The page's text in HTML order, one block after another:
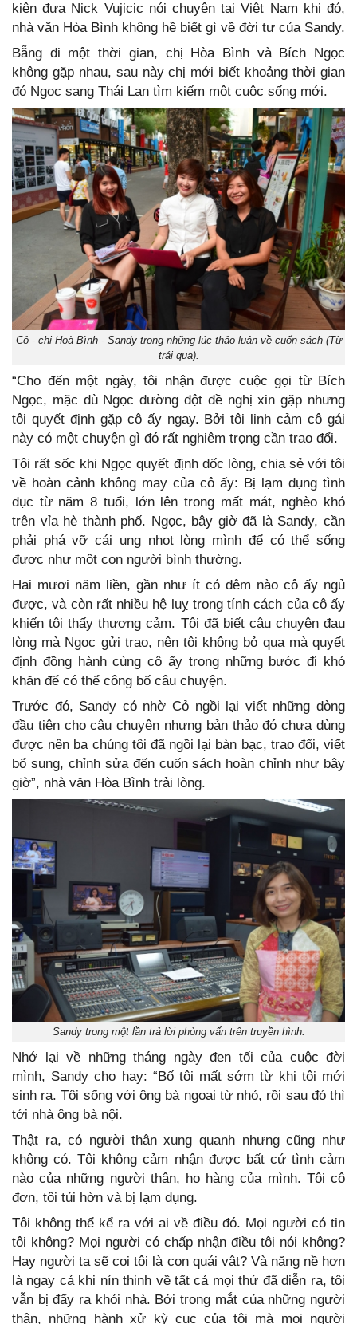
kiện đưa Nick Vujicic nói chuyện tại Việt Nam khi đó,
nhà văn Hòa Bình không hề biết gì về đời tư của Sandy.
Bẵng đi một thời gian, chị Hòa Bình và Bích Ngọc
không gặp nhau, sau này chị mới biết khoảng thời gian
đó Ngọc sang Thái Lan tìm kiếm một cuộc sống mới.
Cỏ - chị Hoà Bình - Sandy trong những lúc thảo luận về cuốn sách (Từ
trái qua).
“Cho đến một ngày, tôi nhận được cuộc gọi từ Bích
Ngọc, mặc dù Ngọc đường đột đề nghị xin gặp nhưng
tôi quyết định gặp cô ấy ngay. Bởi tôi linh cảm cô gái
này có một chuyện gì đó rất nghiêm trọng cần trao đổi.
Tôi rất sốc khi Ngọc quyết định dốc lòng, chia sẻ với tôi
về hoàn cảnh không may của cô ấy: Bị lạm dụng tình
dục từ năm 8 tuổi, lớn lên trong mất mát, nghèo khó
trên vỉa hè thành phố. Ngọc, bây giờ đã là Sandy, cần
phải phá vỡ cái ung nhọt lòng mình để có thể sống
được như một con người bình thường.
Hai mươi năm liền, gần như ít có đêm nào cô ấy ngủ
được, và còn rất nhiều hệ luỵ trong tính cách của cô ấy
khiến tôi thấy thương cảm. Tôi đã biết câu chuyện đau
lòng mà Ngọc gửi trao, nên tôi không bỏ qua mà quyết
định đồng hành cùng cô ấy trong những bước đi khó
khăn để có thể công bố câu chuyện.
Trước đó, Sandy có nhờ Cỏ ngồi lại viết những dòng
đầu tiên cho câu chuyện nhưng bản thảo đó chưa dùng
được nên ba chúng tôi đã ngồi lại bàn bạc, trao đổi, viết
bổ sung, chỉnh sửa đến cuốn sách hoàn chỉnh như bây
giờ”, nhà văn Hòa Bình trải lòng.
Sandy trong một lần trả lời phỏng vấn trên truyền hình.
Nhớ lại về những tháng ngày đen tối của cuộc đời
mình, Sandy cho hay: “Bố tôi mất sớm từ khi tôi mới
sinh ra. Tôi sống với ông bà ngoại từ nhỏ, rồi sau đó thì
tới nhà ông bà nội.
Thật ra, có người thân xung quanh nhưng cũng như
không có. Tôi không cảm nhận được bất cứ tình cảm
nào của những người thân, họ hàng của mình. Tôi cô
đơn, tôi tủi hờn và bị lạm dụng.
Tôi không thể kể ra với ai về điều đó. Mọi người có tin
tôi không? Mọi người có chấp nhận điều tôi nói không?
Hay người ta sẽ coi tôi là con quái vật? Và nặng nề hơn
là ngay cả khi nín thinh về tất cả mọi thứ đã diễn ra, tôi
vẫn bị đẩy ra khỏi nhà. Bởi trong mắt của những người
thân, những hành xử kỳ cục của tôi mà mọi người